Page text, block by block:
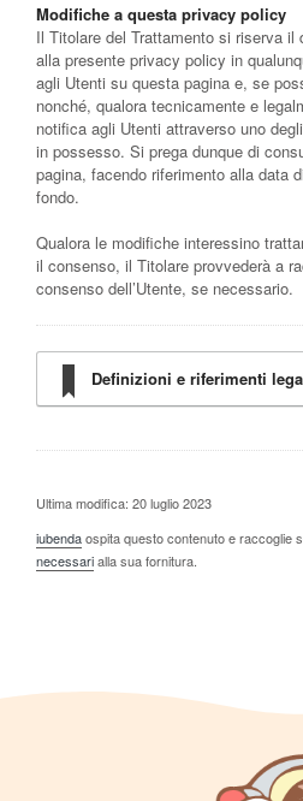
Modifiche a questa privacy policy
Il Titolare del Trattamento si riserva il
alla presente privacy policy in
agli Utenti su questa pagina e, se
nonché, qualora tecnicamente e
notifica agli Utenti attraverso uno
in possesso. Si prega dunque di
pagina, facendo riferimento alla data
fondo.
Qualora le modifiche interessino
il consenso, il Titolare provvederà a
consenso dell’Utente, se necessario.
Definizioni e riferimenti
Ultima modifica: 20 luglio 2023
iubendaospita questo contenuto e raccoglie
necessarialla sua fornitura.